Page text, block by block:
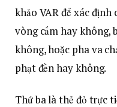
khảo VAR để xác
vòng cấm hay không,
không, hoặc pha va
phạt đền hay không.
Thứ ba là thẻ đỏ trực